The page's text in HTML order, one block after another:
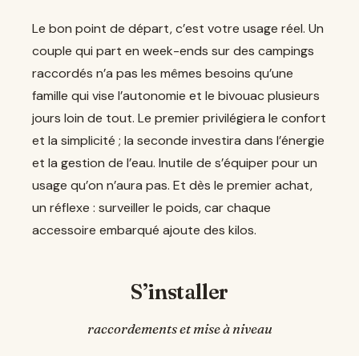
Le bon point de départ, c’est votre usage réel. Un
couple qui part en week-ends sur des campings
raccordés n’a pas les mêmes besoins qu’une
famille qui vise l’autonomie et le bivouac plusieurs
jours loin de tout. Le premier privilégiera le confort
et la simplicité ; la seconde investira dans l’énergie
et la gestion de l’eau. Inutile de s’équiper pour un
usage qu’on n’aura pas. Et dès le premier achat,
un réflexe : surveiller le poids, car chaque
accessoire embarqué ajoute des kilos.
S’installer
raccordements et mise à niveau